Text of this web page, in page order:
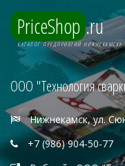
PriceShop .ru
КАТАЛОГ ПРЕДПРИЯТИЙ НИЖНЕКАМСКА
ООО "Технология
Нижнекамск, ул.
+7 (986) 904-50-77